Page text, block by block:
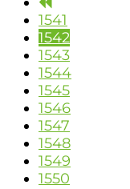
1541
1542
1543
1544
1545
1546
1547
1548
1549
1550